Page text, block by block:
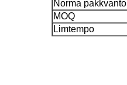
Norma pakkvanto
MOQ
Limtempo